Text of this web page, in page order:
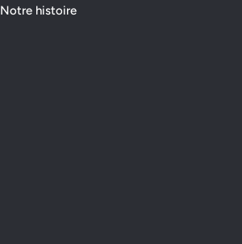
Notre histoire